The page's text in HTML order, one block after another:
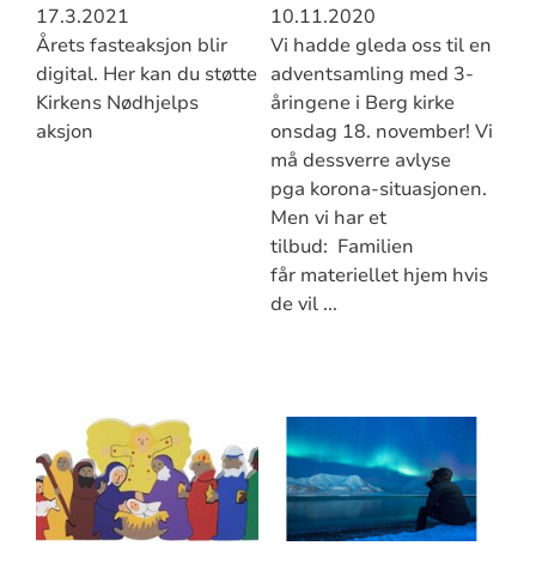
17.3.2021
Årets fasteaksjon blir
digital. Her kan du støtte
Kirkens Nødhjelps
aksjon
10.11.2020
Vi hadde gleda oss til en
adventsamling med 3-
åringene i Berg kirke
onsdag 18. november! Vi
må dessverre avlyse
pga korona-situasjonen.
Men vi har et
tilbud: Familien
får materiellet hjem hvis
de vil ...